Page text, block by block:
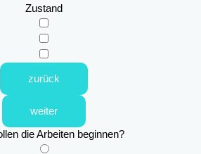
Zustand
zurück
weiter
die Arbeiten beginnen?